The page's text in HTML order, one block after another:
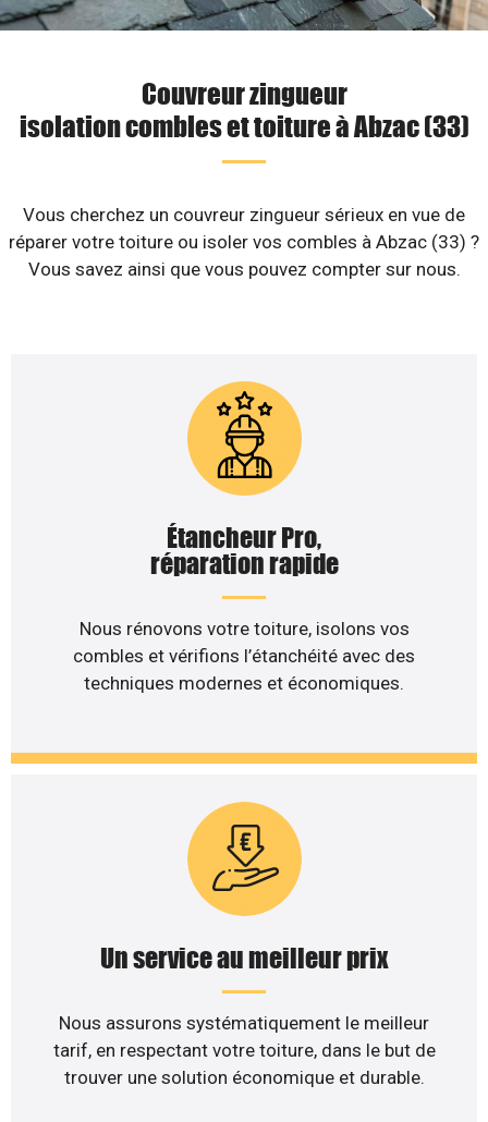
Couvreur zingueur
isolation combles et toiture à Abzac (33)
Vous cherchez un couvreur zingueur sérieux en vue de
réparer votre toiture ou isoler vos combles à Abzac (33) ?
Vous savez ainsi que vous pouvez compter sur nous.
Étancheur Pro,
réparation rapide
Nous rénovons votre toiture, isolons vos
combles et vérifions l’étanchéité avec des
techniques modernes et économiques.
Un service au meilleur prix
Nous assurons systématiquement le meilleur
tarif, en respectant votre toiture, dans le but de
trouver une solution économique et durable.